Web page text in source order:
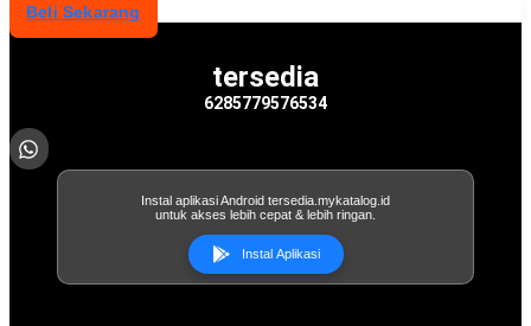
Beli Sekarang
tersedia
6285779576534
Instal aplikasi Android tersedia.mykatalog.id
untuk akses lebih cepat & lebih ringan.
Instal Aplikasi